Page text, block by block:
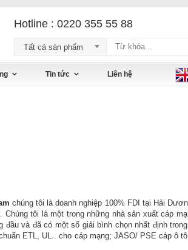
Hotline : 0220 355 55 88
Tất cả sản phẩm
Tin tức Liên hệ
chúng tôi là doanh nghiệp 100% FDI tại Hải
tôi là một trong những nhà sản xuất cáp
đầu và đã có một số giải bình chọn nhất định
ETL, UL.. cho cáp mạng; JASO/ PSE cáp ô